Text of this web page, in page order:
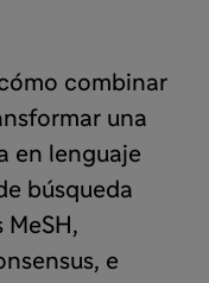
combinar
una
en lenguaje
búsqueda
e